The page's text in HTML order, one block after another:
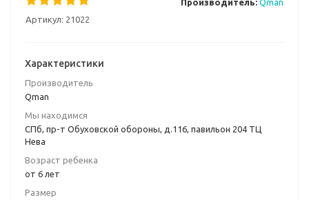
Артикул: 21022
Характеристики
Производитель
Qman
Мы находимся
СПб, пр-т Обуховской обороны, д.116, павильон 204 ТЦ
Нева
Возраст ребенка
от 6 лет
Размер